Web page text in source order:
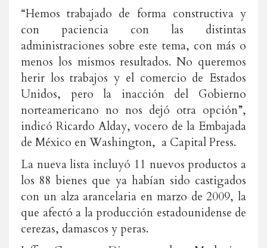
“Hemos trabajado de forma constructiva y
con paciencia con las distintas
administraciones sobre este tema, con más o
menos los mismos resultados. No queremos
herir los trabajos y el comercio de Estados
Unidos, pero la inacción del Gobierno
norteamericano no nos dejó otra opción”,
indicó Ricardo Alday, vocero de la Embajada
de México en Washington, a Capital Press.
La nueva lista incluyó 11 nuevos productos a
los 88 bienes que ya habían sido castigados
con un alza arancelaria en marzo de 2009, la
que afectó a la producción estadounidense de
cerezas, damascos y peras.